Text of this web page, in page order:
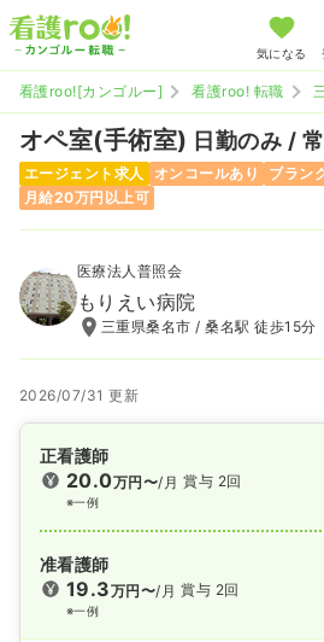
気になる
看護roo![カンゴルー] 看護roo! 転職
オペ室(手術室) 日勤のみ /
エージェント求人 オンコールあり ブラン
月給20万円以上可
医療法人普照会
もりえい病院
三重県桑名市 / 桑名駅 徒歩15分
2026/07/31 更新
正看護師
20.0万円〜/月
※一例
賞与 2回
准看護師
19.3万円〜/月
※一例
賞与 2回